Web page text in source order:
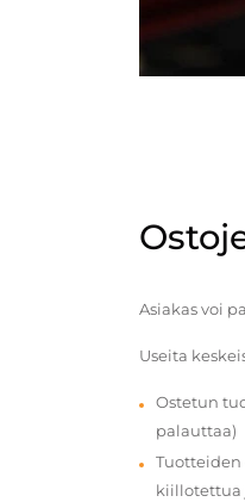
Asiakas voi
Useita
Ostetun
palauttaa)
Tuotteiden
kiillotettua